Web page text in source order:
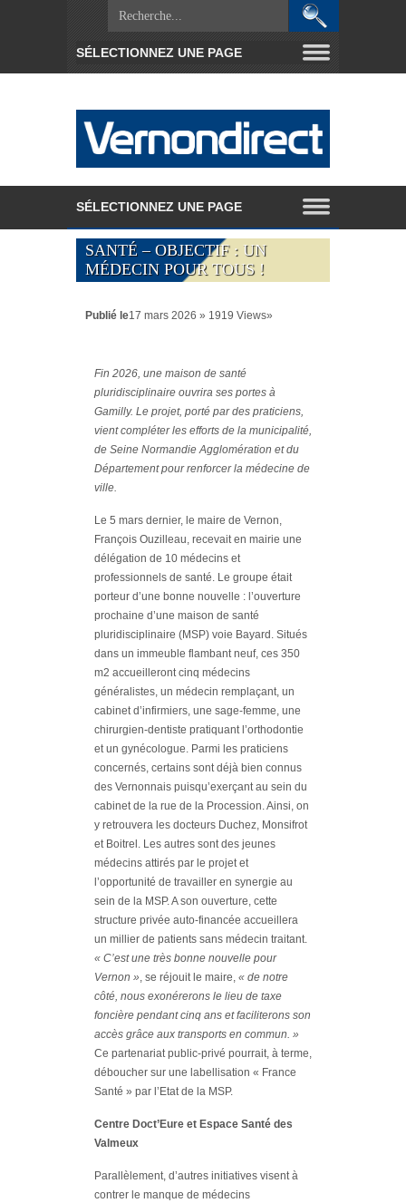
SANTÉ – OBJECTIF : UN
MÉDECIN POUR TOUS !
Publié le17 mars 2026 » 1919 Views»
Fin 2026, une maison de santé
pluridisciplinaire ouvrira ses portes à
Gamilly. Le projet, porté par des praticiens,
vient compléter les efforts de la municipalité,
de Seine Normandie Agglomération et du
Département pour renforcer la médecine de
ville.
Le 5 mars dernier, le maire de Vernon,
François Ouzilleau, recevait en mairie une
délégation de 10 médecins et
professionnels de santé. Le groupe était
porteur d’une bonne nouvelle : l’ouverture
prochaine d’une maison de santé
pluridisciplinaire (MSP) voie Bayard. Situés
dans un immeuble flambant neuf, ces 350
m2 accueilleront cinq médecins
généralistes, un médecin remplaçant, un
cabinet d’infirmiers, une sage-femme, une
chirurgien-dentiste pratiquant l’orthodontie
et un gynécologue. Parmi les praticiens
concernés, certains sont déjà bien connus
des Vernonnais puisqu’exerçant au sein du
cabinet de la rue de la Procession. Ainsi, on
y retrouvera les docteurs Duchez, Monsifrot
et Boitrel. Les autres sont des jeunes
médecins attirés par le projet et
l’opportunité de travailler en synergie au
sein de la MSP. A son ouverture, cette
structure privée auto-financée accueillera
un millier de patients sans médecin traitant.
« C’est une très bonne nouvelle pour
Vernon », se réjouit le maire, « de notre
côté, nous exonérerons le lieu de taxe
foncière pendant cinq ans et faciliterons son
accès grâce aux transports en commun. »
Ce partenariat public-privé pourrait, à terme,
déboucher sur une labellisation « France
Santé » par l’Etat de la MSP.
Centre Doct’Eure et Espace Santé des
Valmeux
Parallèlement, d’autres initiatives visent à
contrer le manque de médecins